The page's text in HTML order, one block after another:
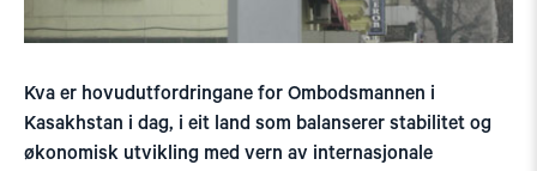
Kva er hovudutfordringane for Ombodsmannen i
Kasakhstan i dag, i eit land som balanserer stabilitet og
økonomisk utvikling med vern av internasjonale